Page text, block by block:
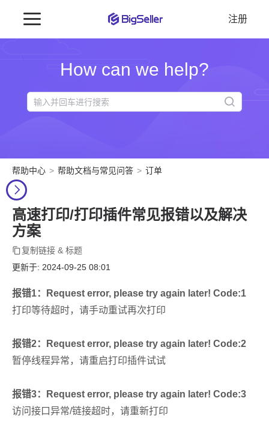
注册
How can we help?
帮助中心 帮助文档与常见问答 订单
高速打印/打印插件常见报错以及解决
方案
复制链接 & 标题
更新于: 2024-09-25 08:01